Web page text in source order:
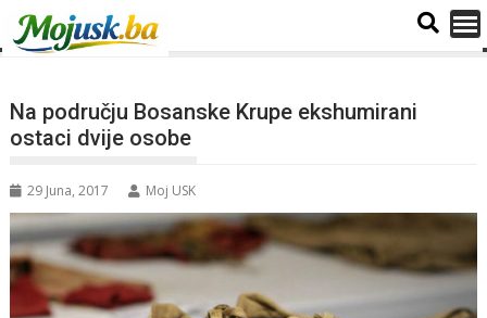
Na području Bosanske Krupe ekshumirani
ostaci dvije osobe
29 Juna, 2017 Moj USK